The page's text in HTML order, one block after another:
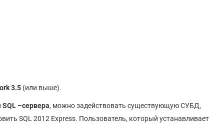
3.5 (или выше).
SQL –сервера, можно задействовать существующую СУБД,
SQL 2012 Express. Пользователь, который устанавливает